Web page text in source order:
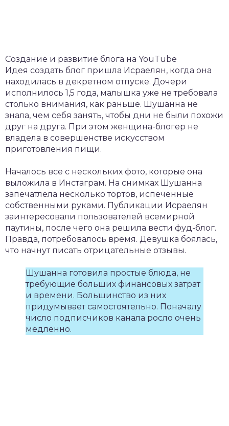
Создание и развитие блога на YouTube
Идея создать блог пришла Исраелян, когда она
находилась в декретном отпуске. Дочери
исполнилось 1,5 года, малышка уже не требовала
столько внимания, как раньше. Шушанна не
знала, чем себя занять, чтобы дни не были похожи
друг на друга. При этом женщина-блогер не
владела в совершенстве искусством
приготовления пищи.
Началось все с нескольких фото, которые она
выложила в Инстаграм. На снимках Шушанна
запечатлела несколько тортов, испеченные
собственными руками. Публикации Исраелян
заинтересовали пользователей всемирной
паутины, после чего она решила вести фуд-блог.
Правда, потребовалось время. Девушка боялась,
что начнут писать отрицательные отзывы.
Шушанна готовила простые блюда, не
требующие больших финансовых затрат
и времени. Большинство из них
придумывает самостоятельно. Поначалу
число подписчиков канала росло очень
медленно.